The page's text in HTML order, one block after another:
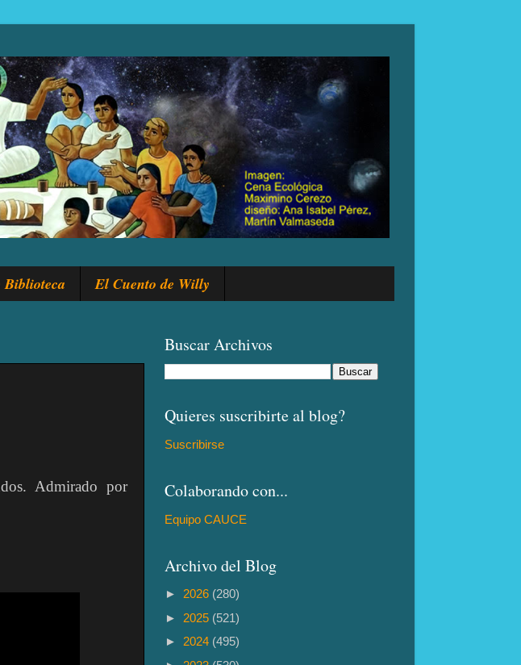
El Cuento de Willy
Admirado por
Buscar Archivos
Quieres suscribirte al blog?
Suscribirse
Colaborando con...
Equipo CAUCE
Archivo del Blog
► 2026 (280)
► 2025 (521)
► 2024 (495)